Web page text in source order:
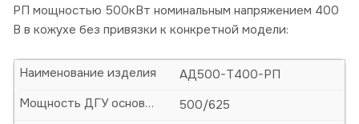
РП мощностью 500кВт номинальным напряжением 400
В в кожухе без привязки к конкретной модели:
АД500-Т400-РП
Наименование изделия
500/625
Мощность ДГУ основная (кВт/кВА)